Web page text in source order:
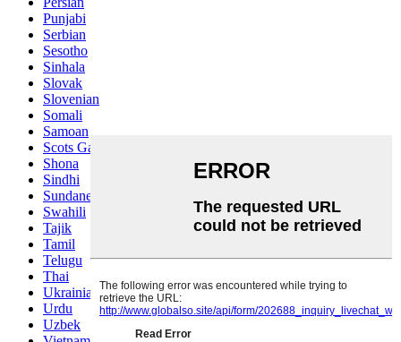
Punjabi
Serbian
Sesotho
Sinhala
Slovak
Slovenian
Somali
Samoan
Scots Gaelic
Shona
Sindhi
Sundanese
Swahili
Tajik
Tamil
Telugu
Thai
Ukrainian
Urdu
Uzbek